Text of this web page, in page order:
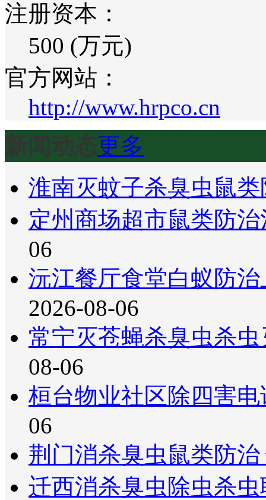
注册资本：
500 (万元)
官方网站：
http://www.hrpco.cn
新闻动态更多
淮南灭蚊子杀臭虫鼠
定州商场超市鼠类防
06
沅江餐厅食堂白蚁防
2026-08-06
常宁灭苍蝇杀臭虫杀
08-06
桓台物业社区除四害
06
荆门消杀臭虫鼠类防
迁西消杀臭虫除虫杀